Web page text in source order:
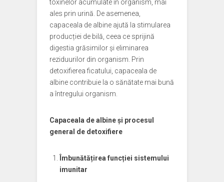
toxinelor acumulate în organism, mai
ales prin urină. De asemenea,
capaceala de albine ajută la stimularea
producției de bilă, ceea ce sprijină
digestia grăsimilor și eliminarea
reziduurilor din organism. Prin
detoxifierea ficatului, capaceala de
albine contribuie la o sănătate mai bună
a întregului organism.
Capaceala de albine și procesul
general de detoxifiere
Îmbunătățirea funcției sistemului
imunitar